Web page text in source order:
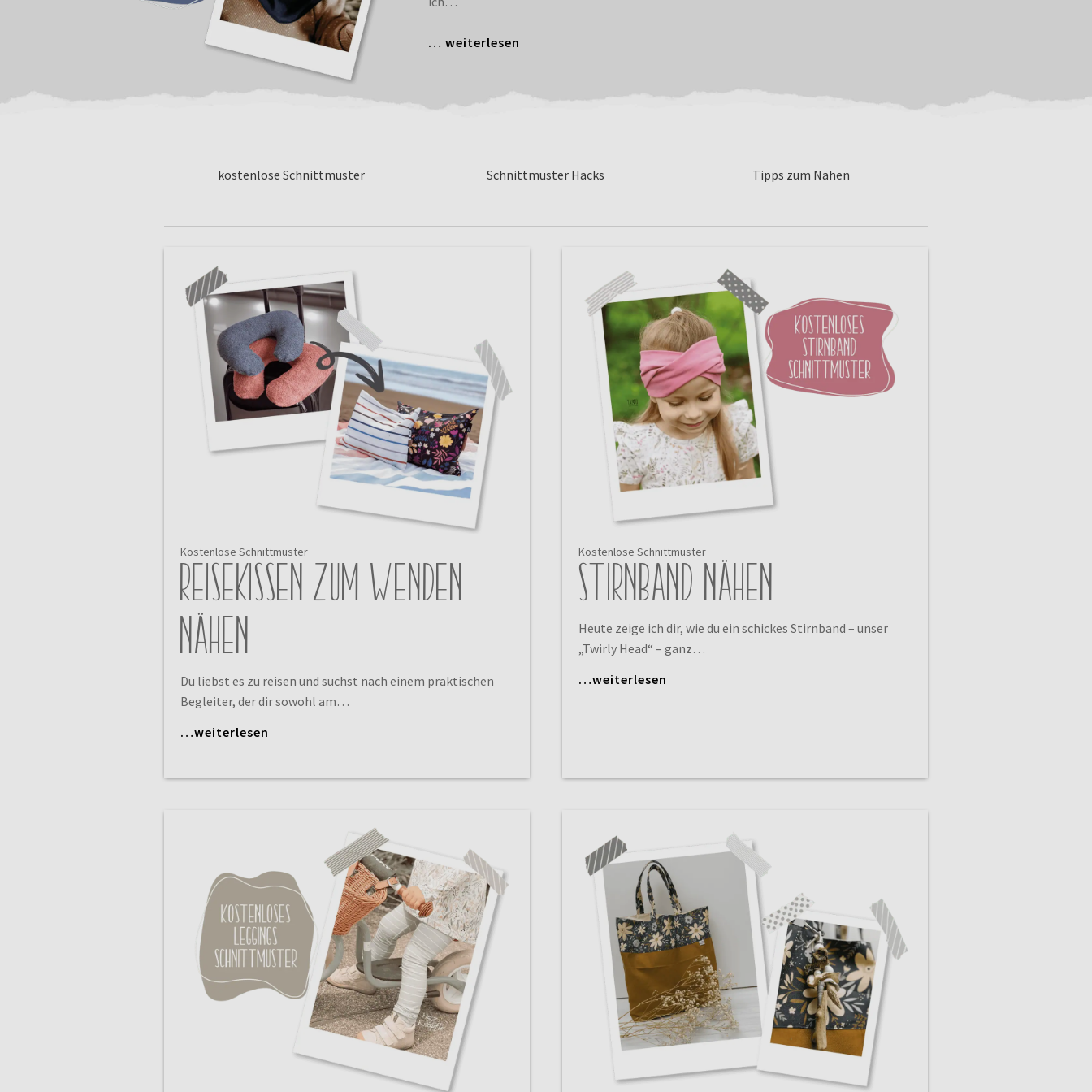
… weiterlesen
kostenlose Schnittmuster Schnittmuster Hacks Tipps zum Nähen
Kostenlose Schnittmuster
Reisekissen zum Wenden
nähen
Du liebst es zu reisen und suchst nach einem praktischen
Begleiter, der dir sowohl am…
…weiterlesen
Kostenlose Schnittmuster
Stirnband nähen
Heute zeige ich dir, wie du ein schickes Stirnband – unser
„Twirly Head“ – ganz…
…weiterlesen